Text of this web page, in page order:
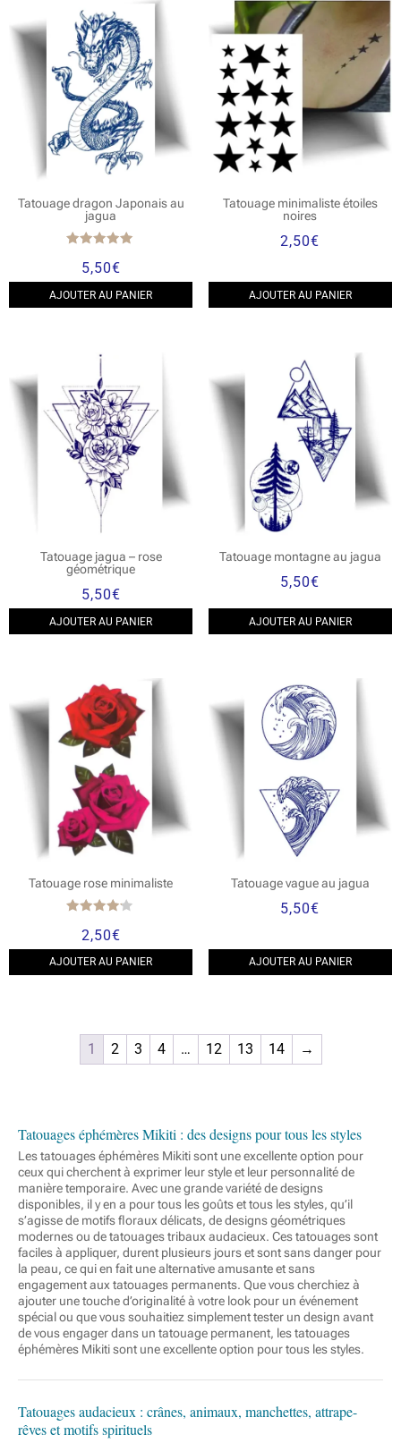
Tatouage dragon Japonais au
jagua
5.00
sur 5
5,50€
AJOUTER AU PANIER
Tatouage minimaliste étoiles
noires
2,50€
AJOUTER AU PANIER
Tatouage jagua – rose
géométrique
5,50€
AJOUTER AU PANIER
Tatouage montagne au jagua
5,50€
AJOUTER AU PANIER
Tatouage rose minimaliste
4.00
sur 5
2,50€
AJOUTER AU PANIER
Tatouage vague au jagua
5,50€
AJOUTER AU PANIER
1 2 3 4 … 12 13 14 →
Tatouages éphémères Mikiti : des designs pour tous les styles
Les tatouages éphémères Mikiti sont une excellente option pour
ceux qui cherchent à exprimer leur style et leur personnalité de
manière temporaire. Avec une grande variété de designs
disponibles, il y en a pour tous les goûts et tous les styles, qu’il
s’agisse de motifs floraux délicats, de designs géométriques
modernes ou de tatouages tribaux audacieux. Ces tatouages sont
faciles à appliquer, durent plusieurs jours et sont sans danger pour
la peau, ce qui en fait une alternative amusante et sans
engagement aux tatouages permanents. Que vous cherchiez à
ajouter une touche d’originalité à votre look pour un événement
spécial ou que vous souhaitiez simplement tester un design avant
de vous engager dans un tatouage permanent, les tatouages
éphémères Mikiti sont une excellente option pour tous les styles.
Tatouages audacieux : crânes, animaux, manchettes, attrape-
rêves et motifs spirituels